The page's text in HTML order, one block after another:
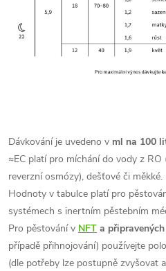
Dávkování je uvedeno v ml na 100
≈EC platí pro míchání do vody z RO
reverzní osmózy), dešťové či měkké.
Hodnoty v tabulce platí pro
systémech s inertním pěstebním
Pro pěstování v NFT a
případě přihnojování) používejte
(dle potřeby lze postupně zvyšovat